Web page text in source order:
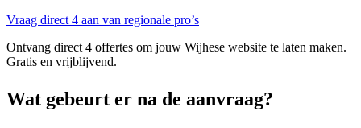
Vraag direct 4 aan van regionale pro’s
Ontvang direct 4 offertes om jouw Wijhese website te laten maken.
Gratis en vrijblijvend.
Wat gebeurt er na de aanvraag?